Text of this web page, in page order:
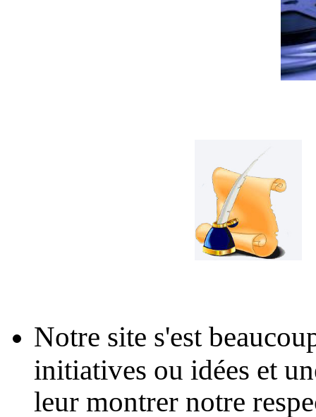
Notre site s'est
initiatives ou idées et
leur montrer notre